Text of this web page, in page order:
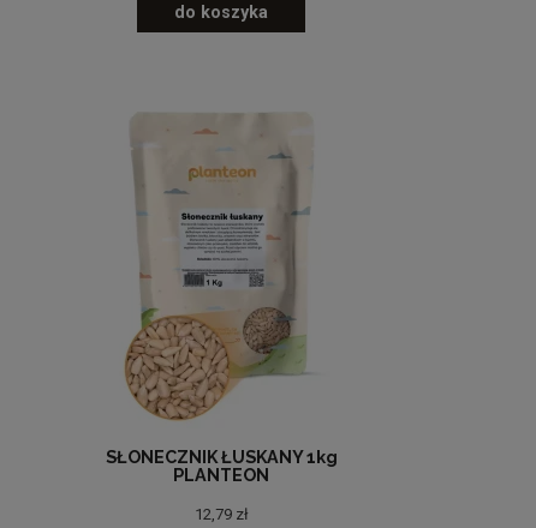
do koszyka
SŁONECZNIK ŁUSKANY 1kg
PLANTEON
12,79 zł